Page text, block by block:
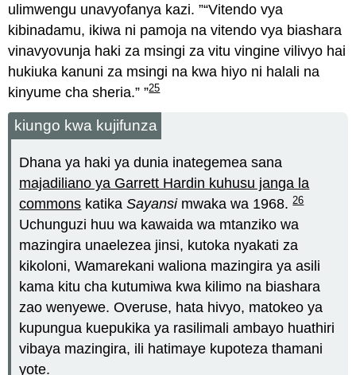
ulimwengu unavyofanya kazi. Vitendo vya
kibinadamu, ikiwa ni pamoja na vitendo vya biashara
vinavyovunja haki za msingi za vitu vingine vilivyo hai
hukiuka kanuni za msingi na kwa hiyo ni halali na
kinyume cha sheria.” 25
kiungo kwa kujifunza
Dhana ya haki ya dunia inategemea sana
majadiliano ya Garrett Hardin kuhusu janga la
commons katikaSayansimwaka wa 1968.26
Uchunguzi huu wa kawaida wa mtanziko wa
mazingira unaelezea jinsi, kutoka nyakati za
kikoloni, Wamarekani waliona mazingira ya asili
kama kitu cha kutumiwa kwa kilimo na biashara
zao wenyewe. Overuse, hata hivyo, matokeo ya
kupungua kuepukika ya rasilimali ambayo huathiri
vibaya mazingira, ili hatimaye kupoteza thamani
yote.